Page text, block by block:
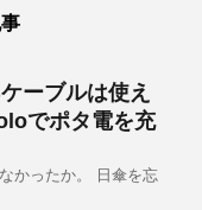
ーブルは使え
でポタ電を充
かったか。 日傘を忘